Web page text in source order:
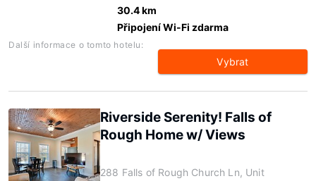
30.4 km
Připojení Wi-Fi zdarma
Další informace o tomto hotelu:
Vybrat
Riverside Serenity! Falls of
Rough Home w/ Views
288 Falls of Rough Church Ln, Unit